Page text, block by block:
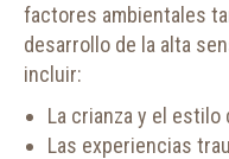
factores ambientales
desarrollo de la alta
incluir:
La crianza y el estilo
Las experiencias